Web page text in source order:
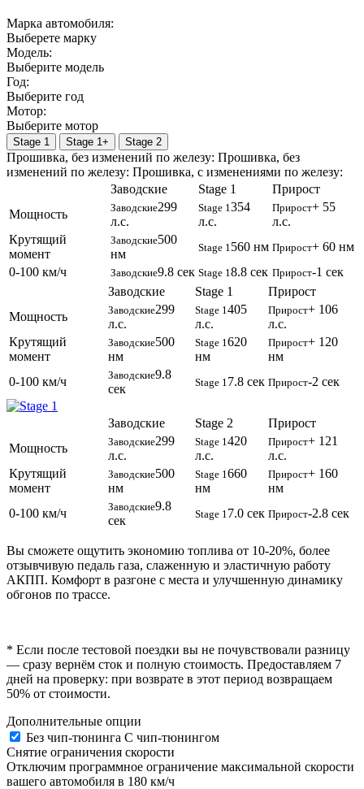
Марка автомобиля:
Выберете марку
Модель:
Выберите модель
Год:
Выберите год
Мотор:
Выберите мотор
Stage 1 Stage 1+ Stage 2
Прошивка, без изменений по железу: Прошивка, без
изменений по железу: Прошивка, c изменениями по железу:
Заводские
Stage 1
Прирост
Мощность
Заводские299
л.с.
Stage 1 354
л.с.
Прирост+ 55
л.с.
Крутящий
момент
Заводские500
нм
Stage 1 560 нм Прирост+ 60 нм
0-100 км/ч
Заводские9.8 сек Stage 1 8.8 сек Прирост-1 сек
Заводские
Stage 1
Прирост
Мощность
Заводские299
л.с.
Stage 1 405
л.с.
Прирост+ 106
л.с.
Крутящий
момент
Заводские500
нм
Stage 1 620
нм
Прирост+ 120
нм
0-100 км/ч
Заводские9.8
сек
Stage 1 7.8 сек Прирост-2 сек
Заводские Stage 2
Прирост
Мощность
Заводские299
л.с.
Stage 1 420
л.с.
Прирост+ 121
л.с.
Крутящий
момент
Заводские500
нм
Stage 1 660
нм
Прирост+ 160
нм
0-100 км/ч
Заводские9.8
сек
Stage 1 7.0 сек Прирост-2.8 сек
Вы сможете ощутить экономию топлива от 10-20%, более
отзывчивую педаль газа, слаженную и эластичную работу
АКПП. Комфорт в разгоне с места и улучшенную динамику
обгонов по трассе.
* Если после тестовой поездки вы не почувствовали разницу
— сразу вернём сток и полную стоимость. Предоставляем 7
дней на проверку: при возврате в этот период возвращаем
50% от стоимости.
Дополнительные опции
Без чип-тюнинга С чип-тюнингом
Снятие ограничения скорости
Отключим программное ограничение максимальной скорости
вашего автомобиля в 180 км/ч